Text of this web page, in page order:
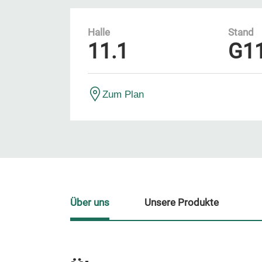
Halle
11.1
Stand
Zum Plan
Über uns Unsere Produkte